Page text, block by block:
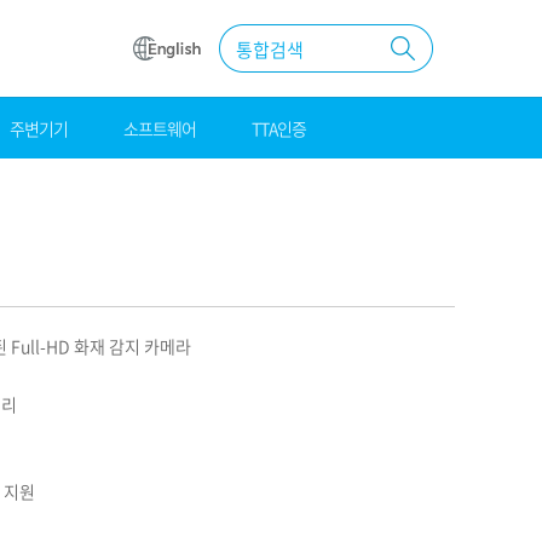
조달
주변기기 소프트웨어 TTA인증
통합검색
Full-HD 화재 감지 카메라
원